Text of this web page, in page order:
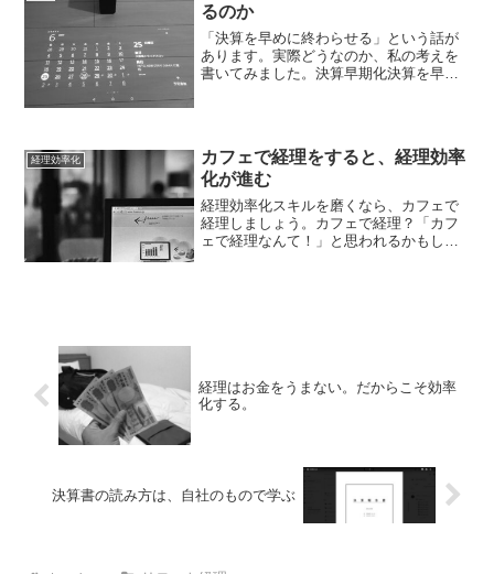
るのか
「決算を早めに終わらせる」という話が
あります。実際どうなのか、私の考えを
書いてみました。決算早期化決算を早く
経理効率化
カフェで経理をすると、経理効率
化が進む
経理効率化スキルを磨くなら、カフェで
経理しましょう。カフェで経理？「カフ
ェで経理なんて！」と思われるかもしれ
経理はお金をうまない。だからこそ効率
化する。
決算書の読み方は、自社のもので学ぶ